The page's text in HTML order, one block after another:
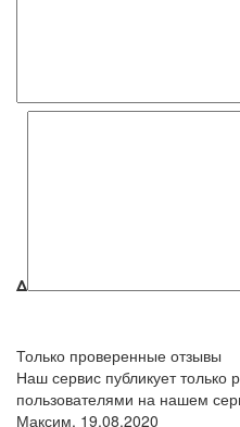
Δ
Только проверенные отзывы
Наш сервис публикует
пользователями на нашем
Максим, 19.08.2020